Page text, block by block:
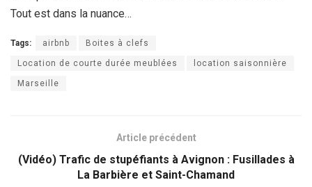
Tout est dans la nuance…
Tags: airbnb Boites à clefs
Location de courte durée meublées location saisonnière
Marseille
Article précédent
(Vidéo) Trafic de stupéfiants à Avignon : Fusillades à
La Barbière et Saint-Chamand